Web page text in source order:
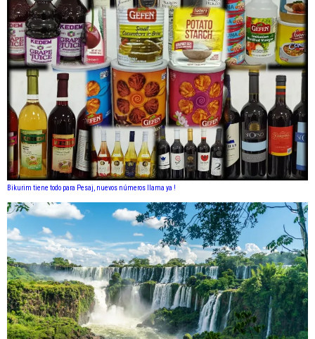
Bikurim tiene todo para Pesaj, nuevos números llama ya !